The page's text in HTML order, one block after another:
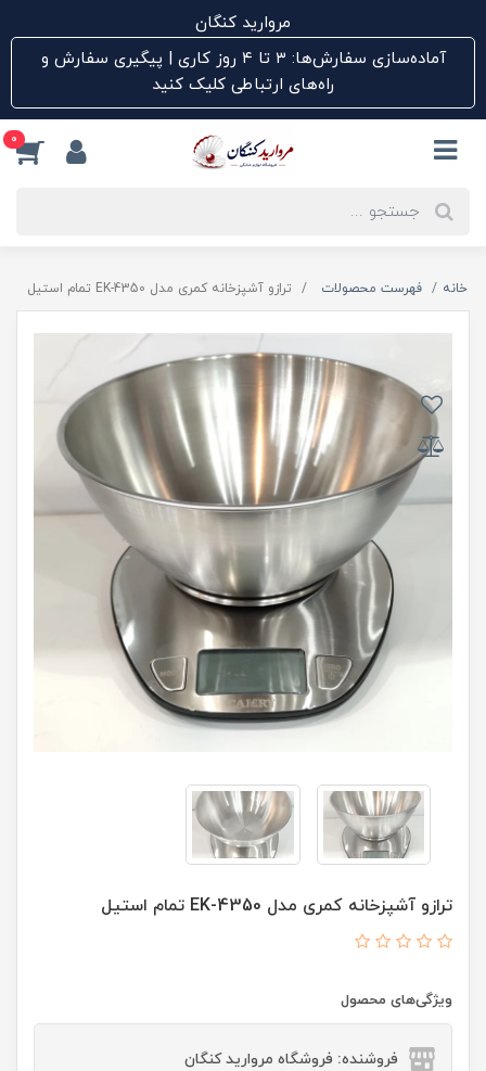
مروارید کنگان
آماده‌سازی سفارش‌ها: ۳ تا ۴ روز کاری | پیگیری سفارش و
راه‌های ارتباطی کلیک کنید
0
خانه فهرست محصولات ترازو آشپزخانه کمری مدل EK-4350 تمام استیل
ترازو آشپزخانه کمری مدل EK-4350 تمام استیل
ویژگی‌های محصول
فروشنده: فروشگاه مروارید کنگان